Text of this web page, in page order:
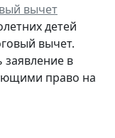
вычет
детей
вычет.
в
право на